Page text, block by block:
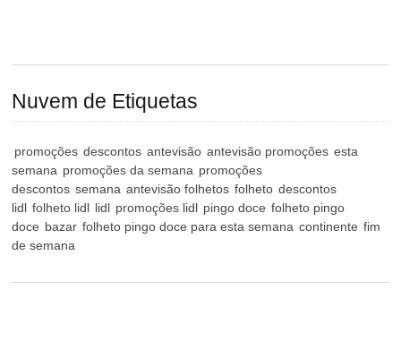
Nuvem de Etiquetas
promoções descontos antevisão antevisão promoções esta
semana promoções da semana promoções
descontos semana antevisão folhetos folheto descontos
lidl folheto lidl lidl promoções lidl pingo doce folheto pingo
doce bazar folheto pingo doce para esta semana continente fim
de semana